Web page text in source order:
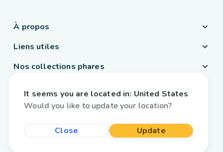
À propos
Liens utiles
Nos collections phares
Belgique Français
It seems you are located in: United States
Would you like to update your location?
Close Update